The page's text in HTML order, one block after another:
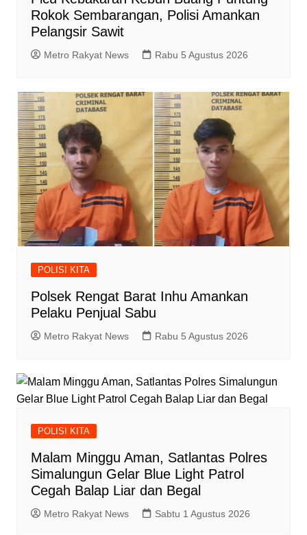
Rokok Sembarangan, Polisi Amankan
Pelangsir Sawit
Metro Rakyat News Rabu 5 Agustus 2026
POLISI KITA
Polsek Rengat Barat Inhu Amankan
Pelaku Penjual Sabu
Metro Rakyat News Rabu 5 Agustus 2026
POLISI KITA
Malam Minggu Aman, Satlantas Polres
Simalungun Gelar Blue Light Patrol
Cegah Balap Liar dan Begal
Metro Rakyat News Sabtu 1 Agustus 2026